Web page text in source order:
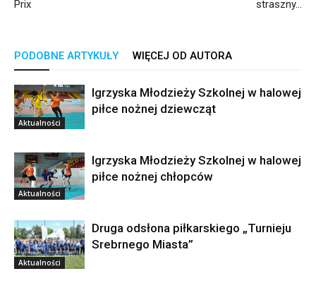
Prix
straszny…
PODOBNE ARTYKUŁY WIĘCEJ OD AUTORA
Aktualności
Igrzyska Młodzieży Szkolnej w halowej
piłce nożnej dziewcząt
Aktualności
Igrzyska Młodzieży Szkolnej w halowej
piłce nożnej chłopców
Aktualności
Druga odsłona piłkarskiego „Turnieju
Srebrnego Miasta”